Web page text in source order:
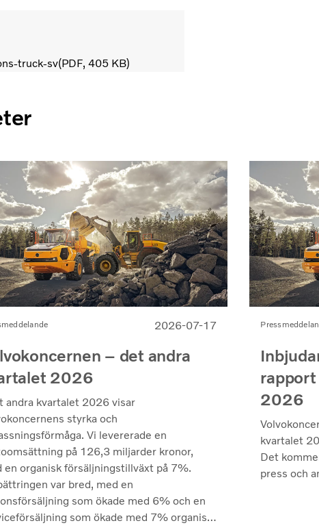
truck-sv PDF 405 KB
2026-07-17
– det andra
2026
andra kvartalet 2026 visar
styrka och
Vi levererade en
på 126,3 miljarder kronor,
en organisk försäljningstillväxt på 7%.
var bred, med en
som ökade med 6% och en
som ökade med 7% organiskt
2026
kvartalet
Det
press och